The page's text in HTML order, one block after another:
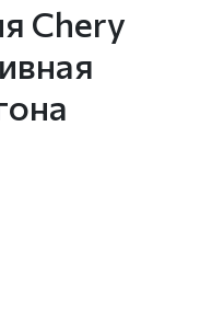
Chery